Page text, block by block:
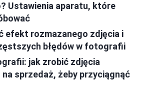
Ustawienia aparatu, które
efekt rozmazanego zdjęcia i
błędów w fotografii
jak zrobić zdjęcia
sprzedaż, żeby przyciągnąć